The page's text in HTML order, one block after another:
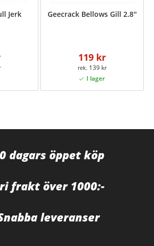
Jerk Geecrack Bellows Gill 2.8''
119 kr
139 kr
dagars öppet köp
frakt över 1000:-
leveranser